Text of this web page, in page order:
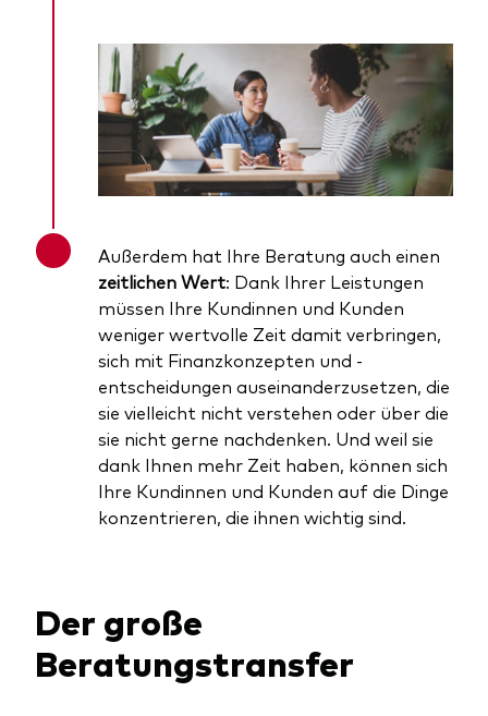
Außerdem hat Ihre Beratung auch einen
zeitlichen Wert: Dank Ihrer Leistungen
müssen Ihre Kundinnen und Kunden
weniger wertvolle Zeit damit verbringen,
sich mit Finanzkonzepten und -
entscheidungen auseinanderzusetzen, die
sie vielleicht nicht verstehen oder über die
sie nicht gerne nachdenken. Und weil sie
dank Ihnen mehr Zeit haben, können sich
Ihre Kundinnen und Kunden auf die Dinge
konzentrieren, die ihnen wichtig sind.
Der große
Beratungstransfer